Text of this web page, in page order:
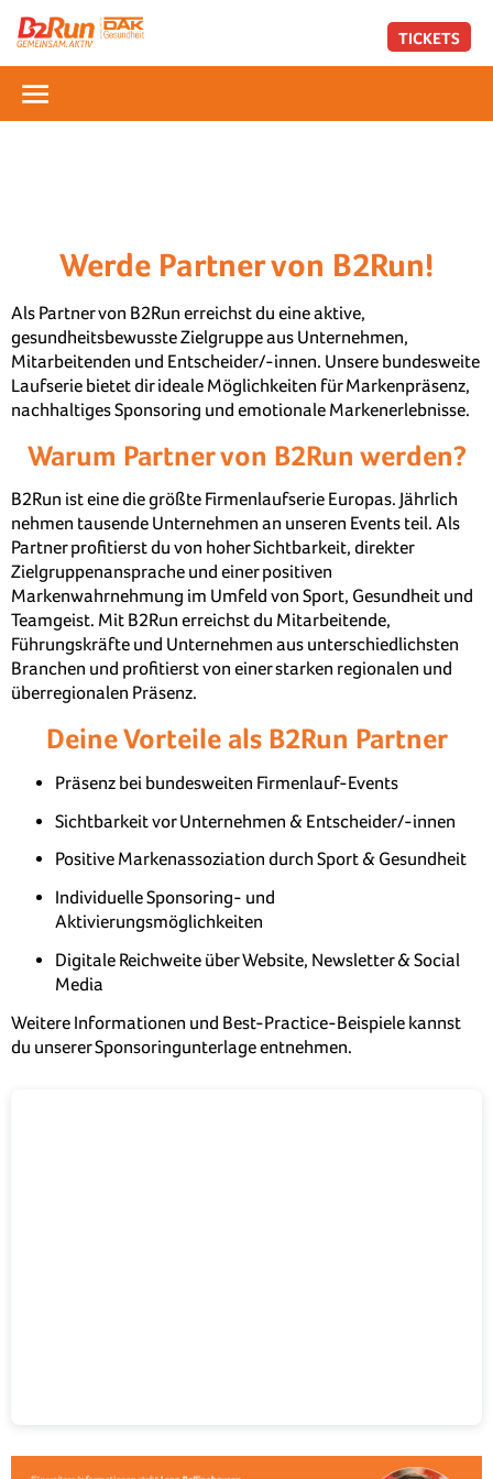
TICKETS
Werde Partner von B2Run!
Als Partner von B2Run erreichst du eine aktive,
gesundheitsbewusste Zielgruppe aus Unternehmen,
Mitarbeitenden und Entscheider/-innen. Unsere bundesweite
Laufserie bietet dir ideale Möglichkeiten für Markenpräsenz,
nachhaltiges Sponsoring und emotionale Markenerlebnisse.
Warum Partner von B2Run werden?
B2Run ist eine die größte Firmenlaufserie Europas. Jährlich
nehmen tausende Unternehmen an unseren Events teil. Als
Partner profitierst du von hoher Sichtbarkeit, direkter
Zielgruppenansprache und einer positiven
Markenwahrnehmung im Umfeld von Sport, Gesundheit und
Teamgeist. Mit B2Run erreichst du Mitarbeitende,
Führungskräfte und Unternehmen aus unterschiedlichsten
Branchen und profitierst von einer starken regionalen und
überregionalen Präsenz.
Deine Vorteile als B2Run Partner
Präsenz bei bundesweiten Firmenlauf-Events
Sichtbarkeit vor Unternehmen & Entscheider/-innen
Positive Markenassoziation durch Sport & Gesundheit
Individuelle Sponsoring- und
Aktivierungsmöglichkeiten
Digitale Reichweite über Website, Newsletter & Social
Media
Weitere Informationen und Best-Practice-Beispiele kannst
du unserer Sponsoringunterlage entnehmen.